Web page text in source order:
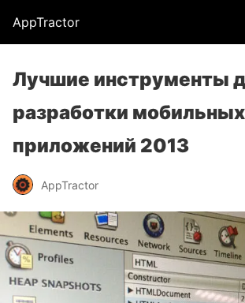
AppTractor
Лучшие инструменты
разработки мобильных
приложений 2013
AppTractor